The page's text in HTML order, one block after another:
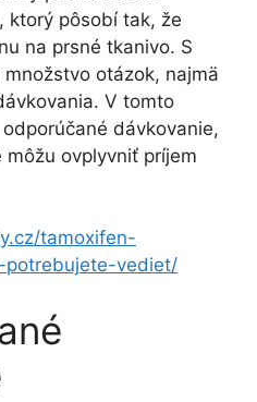
ktorý pôsobí tak, že
na prsné tkanivo. S
otázok, najmä
V tomto
dávkovanie,
ovplyvniť príjem
tamoxifen-
potrebujete-vediet/